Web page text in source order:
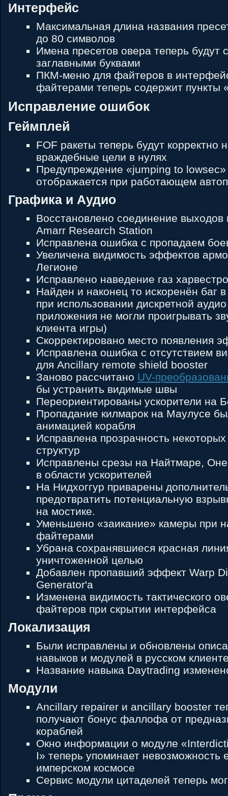
Интерфейс
Максимальная длина названия
до 80 символов
Имена пресетов овера теперь будут
заглавными буквами
ПКМ-меню для файтеров в
файтерами теперь содержит пункты
Исправление ошибок
Геймплей
FOF ракеты теперь будут корректно
враждебные цели в нулях
Предупреждение «jumping to lowsec»
отображается при работающем
Графика и Аудио
Восстановлено соединение выходов
Amarr Research Station
Исправлена ошибка с пропадаем
Увеличена видимость эффектов
Легионе
Исправлено наведение газ
Найден и наконец то искоренён баг
при использовании дискретной
приложения не могли проигрывать
клиента игры)
Скорректировано место появления
Исправлена ошибка с отсутствием
для Ancillary remote shield booster
Заново рассчитано UV-
бы устранить видимые швы
Переориентированы ускорители на
Пропадание килмарок на Маулусе
анимацией корабля
Исправлена прозрачность
структур
Исправлены срезы на Найтмаре,
в области ускорителей
На Нидхоггур приварены
предотвратить потенциальную
на мостике.
Уменьшено «заикание» камеры при
файтерами
Убрана сохранявшиеся красная
уничтоженной целью
Добавлен пропавший эффект Warp
Generator'а
Изменена видимость тактического
файтеров при скрытии интерфейса
Локализация
Были исправлены и обновлены
навыков и модулей в русском
Название навыка Daytrading
Модули
Ancillary repairer и аncillary booster
получают бонус фаллофа от
кораблей
Окно информации о модуле
I» теперь упоминает невозможность
имперском космосе
Сервис модули цитаделей теперь